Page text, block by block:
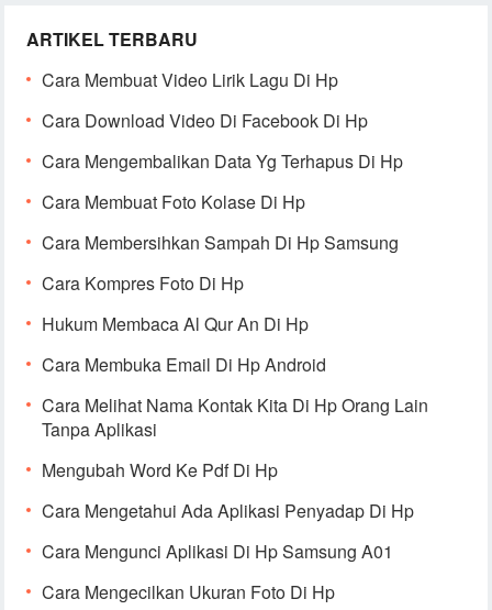
ARTIKEL TERBARU
Cara Membuat Video Lirik Lagu Di Hp
Cara Download Video Di Facebook Di Hp
Cara Mengembalikan Data Yg Terhapus Di Hp
Cara Membuat Foto Kolase Di Hp
Cara Membersihkan Sampah Di Hp Samsung
Cara Kompres Foto Di Hp
Hukum Membaca Al Qur An Di Hp
Cara Membuka Email Di Hp Android
Cara Melihat Nama Kontak Kita Di Hp Orang Lain
Tanpa Aplikasi
Mengubah Word Ke Pdf Di Hp
Cara Mengetahui Ada Aplikasi Penyadap Di Hp
Cara Mengunci Aplikasi Di Hp Samsung A01
Cara Mengecilkan Ukuran Foto Di Hp